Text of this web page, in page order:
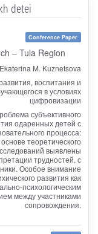
detei
Conference Paper
– Tula Region
M. Kuznetsova
воспитания и
в условиях
цифровизации
субъективного
одаренных детей с
процесса:
теоретического
выявлены
трудностей, с
Особое внимание
развития как
психологическим
между участниками
сопровождения.